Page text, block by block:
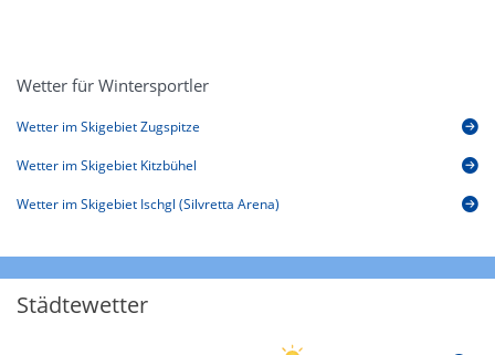
Wetter für Wintersportler
Wetter im Skigebiet Zugspitze
Wetter im Skigebiet Kitzbühel
Wetter im Skigebiet Ischgl (Silvretta Arena)
Städtewetter